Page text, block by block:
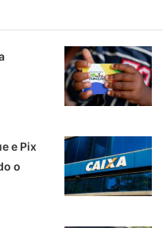
e Pix
o